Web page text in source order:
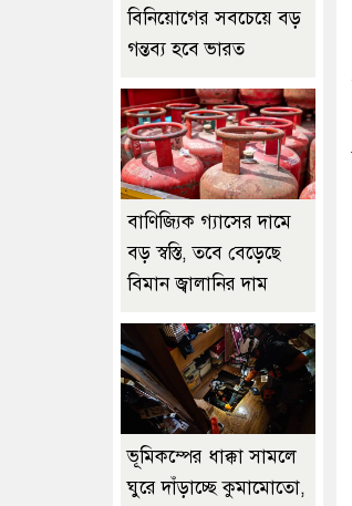
বিনিয়োগের সবচেয়ে বড়
গন্তব্য হবে ভারত
বাণিজ্যিক গ্যাসের দামে
বড় স্বস্তি, তবে বেড়েছে
বিমান জ্বালানির দাম
ভূমিকম্পের ধাক্কা সামলে
ঘুরে দাঁড়াচ্ছে কুমামোতো,